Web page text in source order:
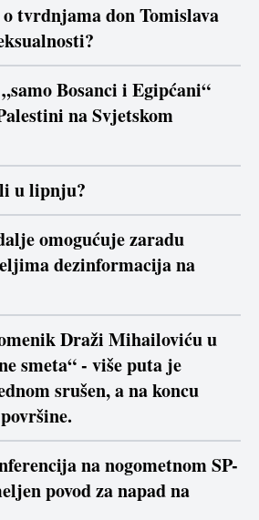
o tvrdnjama don Tomislava
Bosanci i Egipćani“
na Svjetskom
u lipnju?
omogućuje zaradu
dezinformacija na
Draži Mihailoviću u
smeta“ - više puta je
srušen, a na koncu
na nogometnom SP-
povod za napad na